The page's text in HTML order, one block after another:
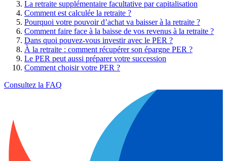
La retraite supplémentaire facultative par capitalisation
Comment est calculée la retraite ?
Pourquoi votre pouvoir d’achat va baisser à la retraite ?
Comment faire face à la baisse de vos revenus à la retraite ?
Dans quoi pouvez-vous investir avec le PER ?
À la retraite : comment récupérer son épargne PER ?
Le PER peut aussi préparer votre succession
Comment choisir votre PER ?
Consultez la FAQ